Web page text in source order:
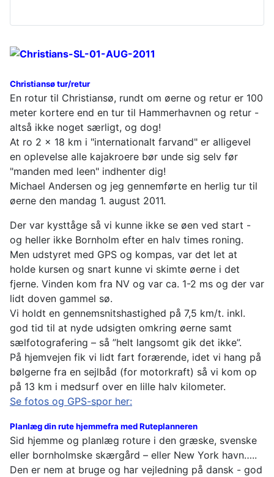
Christiansø tur/retur
En rotur til Christiansø, rundt om øerne og retur er 100
meter kortere end en tur til Hammerhavnen og retur -
altså ikke noget særligt, og dog!
At ro 2 x 18 km i "internationalt farvand" er alligevel
en oplevelse alle kajakroere bør unde sig selv før
"manden med leen" indhenter dig!
Michael Andersen og jeg gennemførte en herlig tur til
øerne den mandag 1. august 2011.
Der var kysttåge så vi kunne ikke se øen ved start -
og heller ikke Bornholm efter en halv times roning.
Men udstyret med GPS og kompas, var det let at
holde kursen og snart kunne vi skimte øerne i det
fjerne. Vinden kom fra NV og var ca. 1-2 ms og der var
lidt doven gammel sø.
Vi holdt en gennemsnitshastighed på 7,5 km/t. inkl.
god tid til at nyde udsigten omkring øerne samt
sælfotografering – så ”helt langsomt gik det ikke”.
På hjemvejen fik vi lidt fart forærende, idet vi hang på
bølgerne fra en sejlbåd (for motorkraft) så vi kom op
på 13 km i medsurf over en lille halv kilometer.
Se fotos og GPS-spor her:
Planlæg din rute hjemmefra med Ruteplanneren
Sid hjemme og planlæg roture i den græske, svenske
eller bornholmske skærgård – eller New York havn…..
Den er nem at bruge og har vejledning på dansk - god